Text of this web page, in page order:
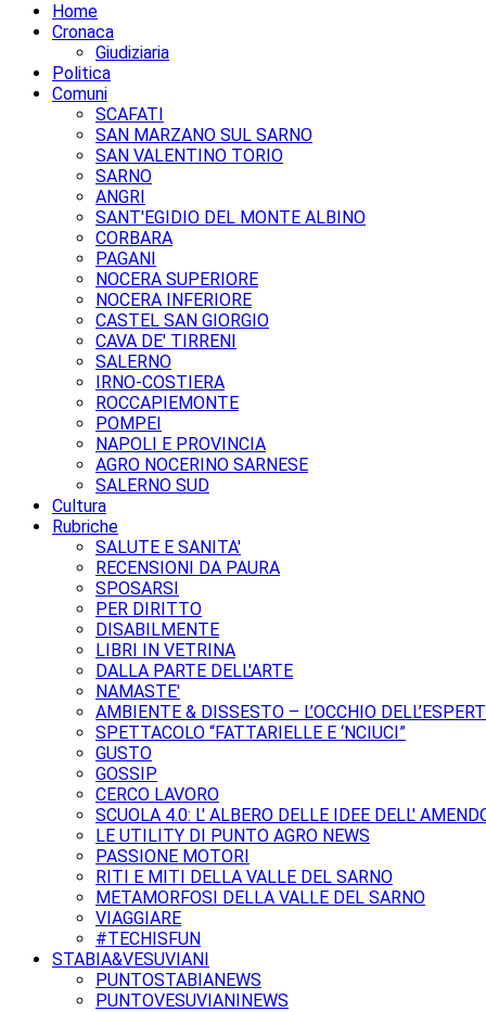
Home
Cronaca
Giudiziaria
Politica
Comuni
SCAFATI
SAN MARZANO SUL SARNO
SAN VALENTINO TORIO
SARNO
ANGRI
SANT'EGIDIO DEL MONTE ALBINO
CORBARA
PAGANI
NOCERA SUPERIORE
NOCERA INFERIORE
CASTEL SAN GIORGIO
CAVA DE' TIRRENI
SALERNO
IRNO-COSTIERA
ROCCAPIEMONTE
POMPEI
NAPOLI E PROVINCIA
AGRO NOCERINO SARNESE
SALERNO SUD
Cultura
Rubriche
SALUTE E SANITA'
RECENSIONI DA PAURA
SPOSARSI
PER DIRITTO
DISABILMENTE
LIBRI IN VETRINA
DALLA PARTE DELL'ARTE
NAMASTE'
AMBIENTE & DISSESTO – L’OCCHIO
SPETTACOLO “FATTARIELLE E ‘NCIUCI”
GUSTO
GOSSIP
CERCO LAVORO
SCUOLA 4.0: L' ALBERO DELLE IDEE DELL'
LE UTILITY DI PUNTO AGRO NEWS
PASSIONE MOTORI
RITI E MITI DELLA VALLE DEL SARNO
METAMORFOSI DELLA VALLE DEL SARNO
VIAGGIARE
#TECHISFUN
STABIA&VESUVIANI
PUNTOSTABIANEWS
PUNTOVESUVIANINEWS